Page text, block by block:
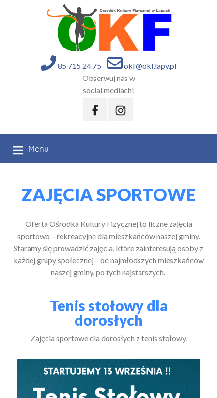
85 715 24 75
okf@okf.lapy.pl
Obserwuj nas w
social mediach!
Menu
ZAJĘCIA SPORTOWE
Oferta Ośrodka Kultury Fizycznej to liczne zajęcia
sportowo – rekreacyjne dla mieszkańców naszej gminy.
Staramy się prowadzić zajęcia, które zainteresują osoby z
każdej grupy społecznej – od najmłodszych mieszkańców
naszej gminy, po tych najstarszych.
Tenis stołowy dla
dorosłych
Zajęcia sportowe dla dorosłych z tenis stołowy.